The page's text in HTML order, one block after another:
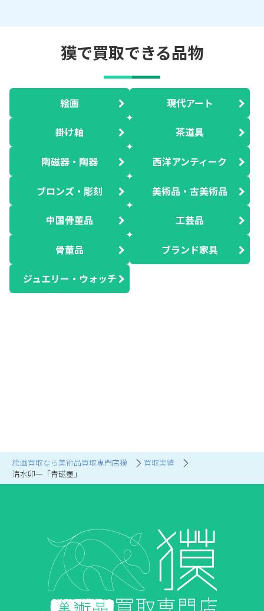
絵画買取なら美術品買取専門店獏
買取実績
清水卯一「青磁壺」
獏で買取できる品物
絵画 現代アート
掛け軸 茶道具
陶磁器・陶器 西洋アンティーク
ブロンズ・彫刻 美術品・古美術品
中国骨董品 工芸品
骨董品 ブランド家具
ジュエリー・ウォッチ